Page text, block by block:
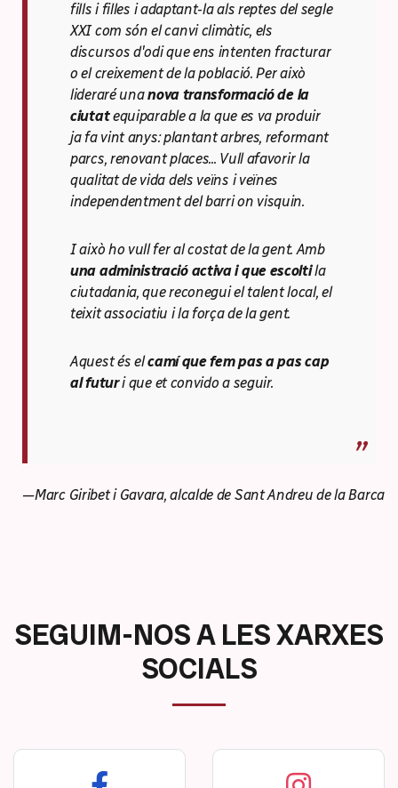
fills i filles i adaptant-la als reptes del segle
XXI com són el canvi climàtic, els
discursos d'odi que ens intenten fracturar
o el creixement de la població. Per això
lideraré unanova transformació de la
ciutatequiparable a la que es va produir
ja fa vint anys: plantant arbres, reformant
parcs, renovant places... Vull afavorir la
qualitat de vida dels veïns i veïnes
independentment del barri on visquin.
I això ho vull fer al costat de la gent. Amb
una administració activa i que escoltila
ciutadania, que reconegui el talent local, el
teixit associatiu i la força de la gent.
Aquest és elcamí que fem pas a pas cap
al futuri que et convido a seguir.
—Marc Giribet i Gavara, alcalde de Sant Andreu de la Barca
SEGUIM-NOS A LES XARXES
SOCIALS